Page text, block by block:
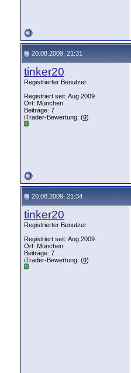
20.08.2009, 21:31
tinker20
Registrierter Benutzer
Registriert seit: Aug 2009
Ort: München
Beiträge: 7
iTrader-Bewertung: (0)
20.08.2009, 21:34
tinker20
Registrierter Benutzer
Registriert seit: Aug 2009
Ort: München
Beiträge: 7
iTrader-Bewertung: (0)